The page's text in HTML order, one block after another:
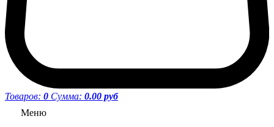
Товаров: 0 Сумма: 0.00 руб
Меню